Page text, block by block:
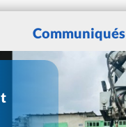
Communiqués